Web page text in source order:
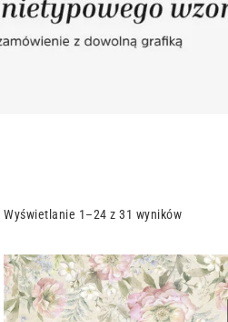
Wyświetlanie 1–24 z 31 wyników